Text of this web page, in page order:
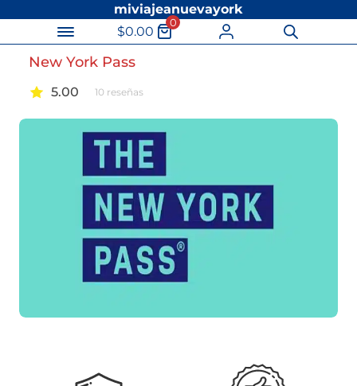
miviajeanuevayork
$0.00
0
Búsqueda
de
New York Pass
5.00 10 reseñas